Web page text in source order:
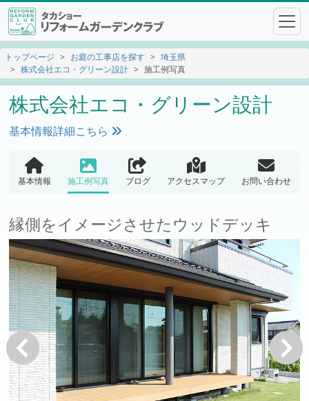
トップページ お庭の工事店を探す
埼玉県
株式会社エコ・グリーン設計
施工例写真
株式会社エコ・グリーン設計
基本情報詳細こちら
基本情報 施工例写真 ブログ アクセスマップ お問い合わせ
縁側をイメージさせたウッドデッキ
戻る 次へ